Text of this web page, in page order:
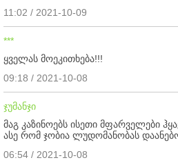
11:02 / 2021-10-09
***
ყველას მოეკითხება!!!
09:18 / 2021-10-08
ჯუმანჯი
მაგ კაზინოებს ისეთი მფარველები
ასე რომ ჯობია ლუდომანობას
06:54 / 2021-10-08